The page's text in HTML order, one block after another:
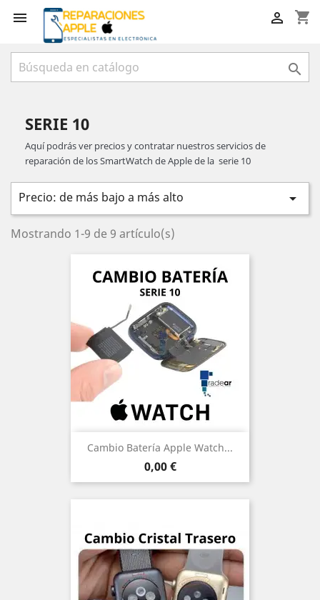
 shopping_cart


SERIE 10
Aquí podrás ver precios y contratar nuestros servicios de
reparación de los SmartWatch de Apple de la serie 10
Precio: de más bajo a más alto 
Mostrando 1-9 de 9 artículo(s)
Cambio Batería Apple Watch...
Precio
0,00 €